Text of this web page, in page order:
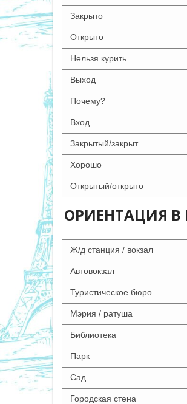
Закрыто
Открыто
Нельзя курить
Выход
Почему?
Вход
Закрытый/закрыт
Хорошо
Открытый/открыто
ОРИЕНТАЦИЯ В
Ж/д станция / вокзал
Автовокзал
Туристическое бюро
Мэрия / ратуша
Библиотека
Парк
Сад
Городская стена